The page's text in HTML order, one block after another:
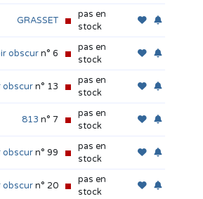
GRASSET
pas en
stock
obscurn° 6
pas en
stock
obscurn° 13
pas en
stock
813 n° 7
pas en
stock
obscurn° 99
pas en
stock
obscurn° 20
pas en
stock